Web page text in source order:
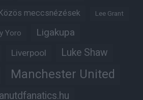
meccsnézések Lee Grant
Yoro Ligakupa
Liverpool Luke Shaw
Manchester United